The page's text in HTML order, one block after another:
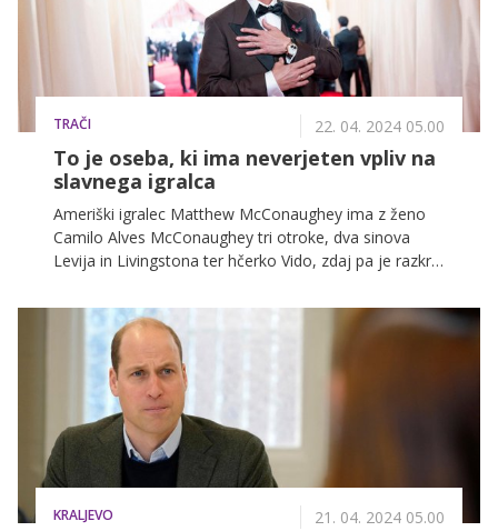
TRAČI 22. 04. 2024 05.00
To je oseba, ki ima neverjeten vpliv na
slavnega igralca
Ameriški igralec Matthew McConaughey ima z ženo
Camilo Alves McConaughey tri otroke, dva sinova
Levija in Livingstona ter hčerko Vido, zdaj pa je razkril,
KRALJEVO 21. 04. 2024 05.00